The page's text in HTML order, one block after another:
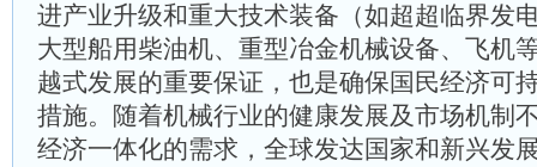
进产业升级和重大技术装备（如超超临界发
大型船用柴油机、重型冶金机械设备、飞机
越式发展的重要保证，也是确保国民经济可
措施。随着机械行业的健康发展及市场机制
经济一体化的需求，全球发达国家和新兴发